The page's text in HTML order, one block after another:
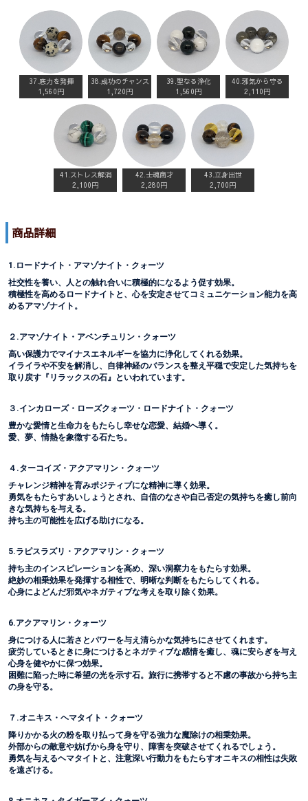
37.底力を発揮
1,560円
38.成功のチャンス
1,720円
39.聖なる浄化
1,560円
40.邪気から守る
2,110円
41.ストレス解消
2,100円
42.士魂商才
2,280円
43.立身出世
2,700円
商品詳細
1.ロードナイト・アマゾナイト・クォーツ
社交性を養い、人との触れ合いに積極的になるよう促す効果。
積極性を高めるロードナイトと、心を安定させてコミュニケーション能力を高
めるアマゾナイト。
２.アマゾナイト・アベンチュリン・クォーツ
高い保護力でマイナスエネルギーを協力に浄化してくれる効果。
イライラや不安を解消し、自律神経のバランスを整え平穏で安定した気持ちを
取り戻す『リラックスの石』といわれています。
３.インカローズ・ローズクォーツ・ロードナイト・クォーツ
豊かな愛情と生命力をもたらし幸せな恋愛、結婚へ導く。
愛、夢、情熱を象徴する石たち。
４.ターコイズ・アクアマリン・クォーツ
チャレンジ精神を育みポジティブにな精神に導く効果。
勇気をもたらすあいしょうとされ、自信のなさや自己否定の気持ちを癒し前向
きな気持ちを与える。
持ち主の可能性を広げる助けになる。
5.ラピスラズリ・アクアマリン・クォーツ
持ち主のインスピレーションを高め、深い洞察力をもたらす効果。
絶妙の相乗効果を発揮する相性で、明晰な判断をもたらしてくれる。
心身によどんだ邪気やネガティブな考えを取り除く効果。
6.アクアマリン・クォーツ
身につける人に若さとパワーを与え清らかな気持ちにさせてくれます。
疲労しているときに身につけるとネガティブな感情を癒し、魂に安らぎを与え
心身を健やかに保つ効果。
困難に陥った時に希望の光を示す石。旅行に携帯すると不慮の事故から持ち主
の身を守る。
７.オニキス・ヘマタイト・クォーツ
降りかかる火の粉を取り払って身を守る強力な魔除けの相乗効果。
外部からの敵意や妨げから身を守り、障害を突破させてくれるでしょう。
勇気を与えるヘマタイトと、注意深い行動力をもたらすオニキスの相性は失敗
を遠ざける。